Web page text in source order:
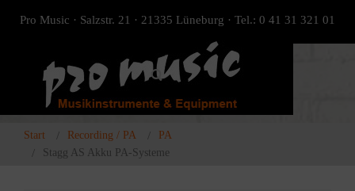
Pro Music · Salzstr. 21 · 21335 Lüneburg · Tel.: 0 41 31 321 01
Start Recording / PA
PA
Stagg AS Akku PA-Systeme